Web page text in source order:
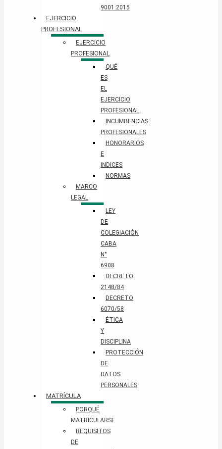
9001:2015
EJERCICIO
PROFESIONAL
EJERCICIO
PROFESIONAL
QUÉ
ES
EL
EJERCICIO
PROFESIONAL
INCUMBENCIAS
PROFESIONALES
HONORARIOS
E
INDICES
NORMAS
MARCO
LEGAL
LEY
DE
COLEGIACIÓN
CABA
N°
6908
DECRETO
2148/84
DECRETO
6070/58
ÉTICA
Y
DISCIPLINA
PROTECCIÓN
DE
DATOS
PERSONALES​
MATRÍCULA
PORQUÉ
MATRICULARSE
REQUISITOS
DE